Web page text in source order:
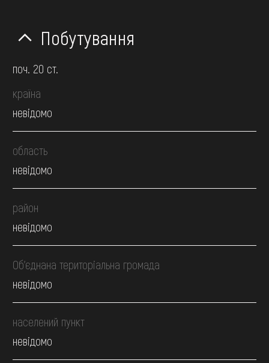
Побутування
поч. 20 ст.
країна
невідомо
область
невідомо
район
невідомо
Об’єднана територіальна громада
невідомо
населений пункт
невідомо